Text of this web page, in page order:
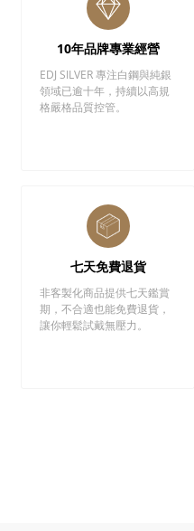
10年品牌專業經營
EDJ SILVER 專注白鋼與純銀
領域已逾十年，持續以高規
格嚴格品質控管。
七天免費退貨
非客製化商品提供七天鑑賞
期，不合適也能免費退貨，
讓你輕鬆試戴無壓力。